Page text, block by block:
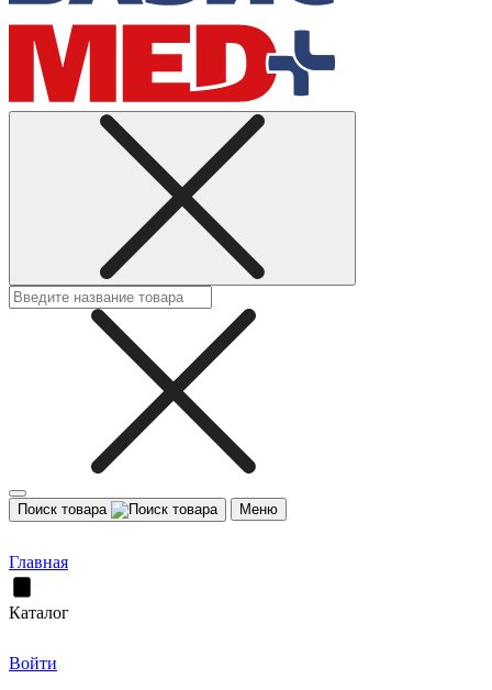
Поиск товара Меню
Главная
Каталог
Войти